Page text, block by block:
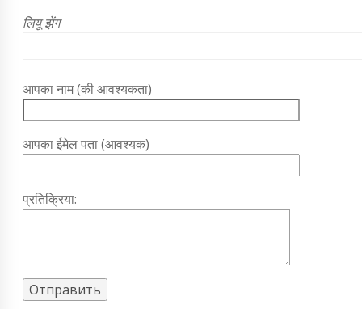
लियू झेंग
आपका नाम (की आवश्यकता)
आपका ईमेल पता (आवश्यक)
प्रतिक्रिया: